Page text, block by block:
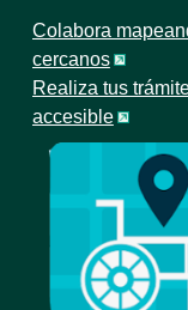
Colabora
cercanos
Realiza tus
accesible